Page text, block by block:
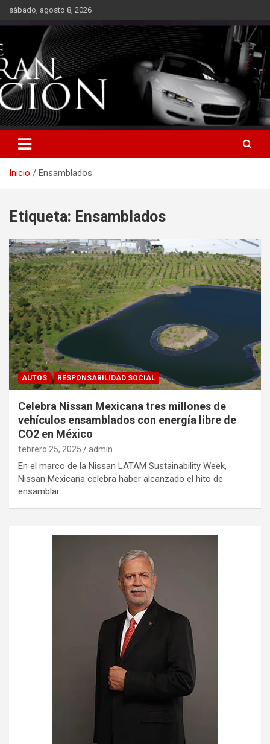
Saltarsábado, agosto 8, 2026
Inicio Ensamblados
Etiqueta: Ensamblados
AUTOS RESPONSABILIDAD SOCIAL
Celebra Nissan Mexicana tres millones de
vehículos ensamblados con energía libre de
CO2 en México
febrero 25, 2025 admin
En el marco de la Nissan LATAM Sustainability Week,
Nissan Mexicana celebra haber alcanzado el hito de
ensamblar…